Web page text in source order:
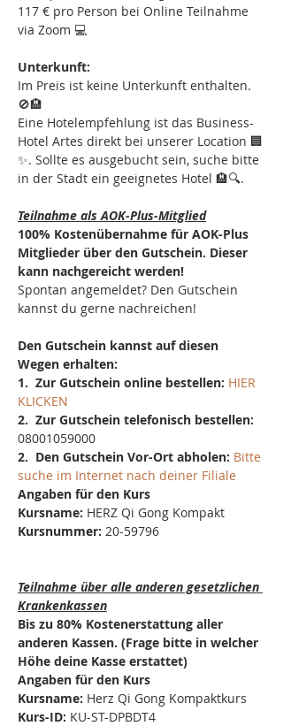
117 € pro Person bei Online Teilnahme
via Zoom 💻
Unterkunft:
Im Preis ist keine Unterkunft enthalten.
🚫🏨
Eine Hotelempfehlung ist das Business-
Hotel Artes direkt bei unserer Location 🏢
✨. Sollte es ausgebucht sein, suche bitte
in der Stadt ein geeignetes Hotel 🏨🔍.
Teilnahme als AOK-Plus-Mitglied
100% Kostenübernahme für AOK-Plus
Mitglieder über den Gutschein. Dieser
kann nachgereicht werden!
Spontan angemeldet? Den Gutschein
kannst du gerne nachreichen!
Den Gutschein kannst auf diesen
Wegen erhalten:
1.  Zur Gutschein online bestellen: HIER
KLICKEN
2.  Zur Gutschein telefonisch bestellen:
08001059000
2.  Den Gutschein Vor-Ort abholen: Bitte
suche im Internet nach deiner Filiale
Angaben für den Kurs
Kursname: HERZ Qi Gong Kompakt
Kursnummer: 20-59796
Teilnahme über alle anderen gesetzlichen
Krankenkassen
Bis zu 80% Kostenerstattung aller
anderen Kassen. (Frage bitte in welcher
Höhe deine Kasse erstattet)
Angaben für den Kurs
Kursname: Herz Qi Gong Kompaktkurs
Kurs-ID: KU-ST-DPBDT4